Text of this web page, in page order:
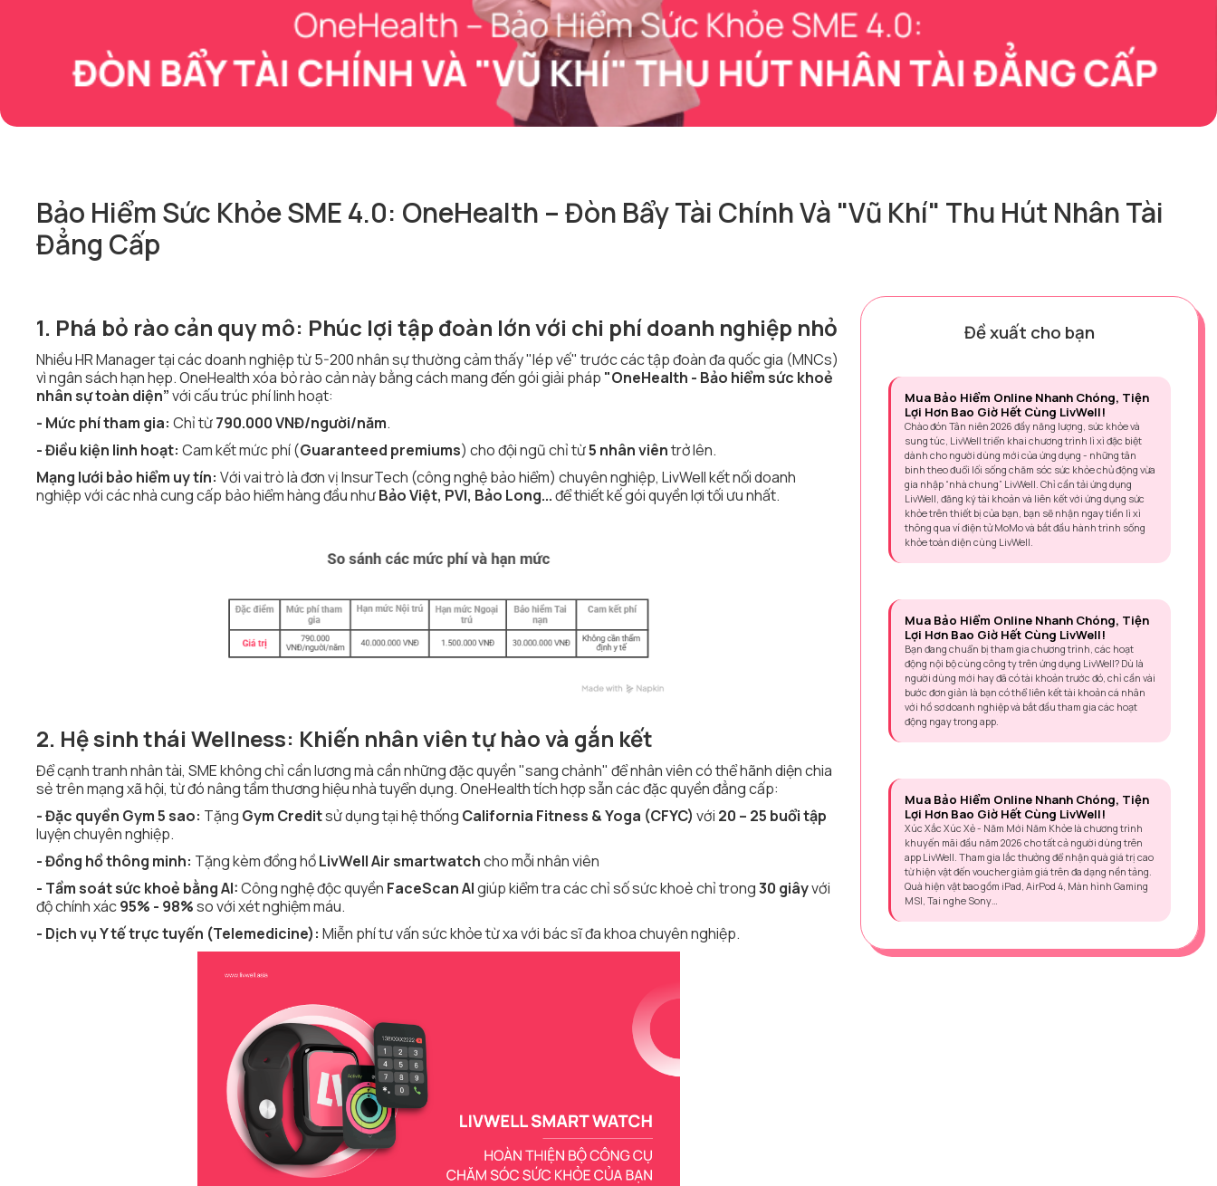
Bảo Hiểm Sức Khỏe SME 4.0: OneHealth – Đòn Bẩy Tài Chính Và "Vũ Khí" Thu Hút Nhân Tài
Đẳng Cấp
1. Phá bỏ rào cản quy mô: Phúc lợi tập đoàn lớn với chi phí doanh nghiệp nhỏ
Nhiều HR Manager tại các doanh nghiệp từ 5-200 nhân sự thường cảm thấy "lép vế" trước các tập đoàn đa quốc gia (MNCs)
vì ngân sách hạn hẹp. OneHealth xóa bỏ rào cản này bằng cách mang đến gói giải pháp "OneHealth - Bảo hiểm sức khoẻ
nhân sự toàn diện”với cấu trúc phí linh hoạt:
- Mức phí tham gia: Chỉ từ790.000 VNĐ/người/năm.
- Điều kiện linh hoạt: Cam kết mức phí (Guaranteed premiums) cho đội ngũ chỉ từ5 nhân viêntrở lên.
Mạng lưới bảo hiểm uy tín: Với vai trò là đơn vị InsurTech (công nghệ bảo hiểm) chuyên nghiệp, LivWell kết nối doanh
nghiệp với các nhà cung cấp bảo hiểm hàng đầu nhưBảo Việt, PVI, Bảo Long...để thiết kế gói quyền lợi tối ưu nhất.
2. Hệ sinh thái Wellness: Khiến nhân viên tự hào và gắn kết
Để cạnh tranh nhân tài, SME không chỉ cần lương mà cần những đặc quyền "sang chảnh" để nhân viên có thể hãnh diện chia
sẻ trên mạng xã hội, từ đó nâng tầm thương hiệu nhà tuyển dụng. OneHealth tích hợp sẵn các đặc quyền đẳng cấp:
- Đặc quyền Gym 5 sao: Tặng Gym Creditsử dụng tại hệ thống California Fitness & Yoga (CFYC) với 20 – 25 buổi tập
luyện chuyên nghiệp.
- Đồng hồ thông minh: Tặng kèm đồng hồLivWell Air smartwatchcho mỗi nhân viên
- Tầm soát sức khoẻ bằng AI:Công nghệ độc quyền FaceScan AIgiúp kiểm tra các chỉ số sức khoẻ chỉ trong30 giâyvới
độ chính xác95% - 98%so với xét nghiệm máu.
- Dịch vụ Y tế trực tuyến (Telemedicine): Miễn phí tư vấn sức khỏe từ xa với bác sĩ đa khoa chuyên nghiệp.
Đề xuất cho bạn
Mua Bảo Hiểm Online Nhanh Chóng, Tiện
Lợi Hơn Bao Giờ Hết Cùng LivWell!
Chào đón Tân niên 2026 đầy năng lượng, sức khỏe và
sung túc, LivWell triển khai chương trình lì xì đặc biệt
dành cho người dùng mới của ứng dụng - những tân
binh theo đuổi lối sống chăm sóc sức khỏe chủ động vừa
gia nhập “nhà chung” LivWell. Chỉ cần tải ứng dụng
LivWell, đăng ký tài khoản và liên kết với ứng dụng sức
khỏe trên thiết bị của bạn, bạn sẽ nhận ngay tiền lì xì
thông qua ví điện tử MoMo và bắt đầu hành trình sống
khỏe toàn diện cùng LivWell.
Mua Bảo Hiểm Online Nhanh Chóng, Tiện
Lợi Hơn Bao Giờ Hết Cùng LivWell!
Bạn đang chuẩn bị tham gia chương trình, các hoạt
động nội bộ cùng công ty trên ứng dụng LivWell? Dù là
người dùng mới hay đã có tài khoản trước đó, chỉ cần vài
bước đơn giản là bạn có thể liên kết tài khoản cá nhân
với hồ sơ doanh nghiệp và bắt đầu tham gia các hoạt
động ngay trong app.
Mua Bảo Hiểm Online Nhanh Chóng, Tiện
Lợi Hơn Bao Giờ Hết Cùng LivWell!
Xúc Xắc Xúc Xẻ - Năm Mới Năm Khỏe là chương trình
khuyến mãi đầu năm 2026 cho tất cả người dùng trên
app LivWell. Tham gia lắc thưởng để nhận quà giá trị cao
từ hiện vật đến voucher giảm giá trên đa dạng nền tảng.
Quà hiện vật bao gồm iPad, AirPod 4, Màn hình Gaming
MSI, Tai nghe Sony…